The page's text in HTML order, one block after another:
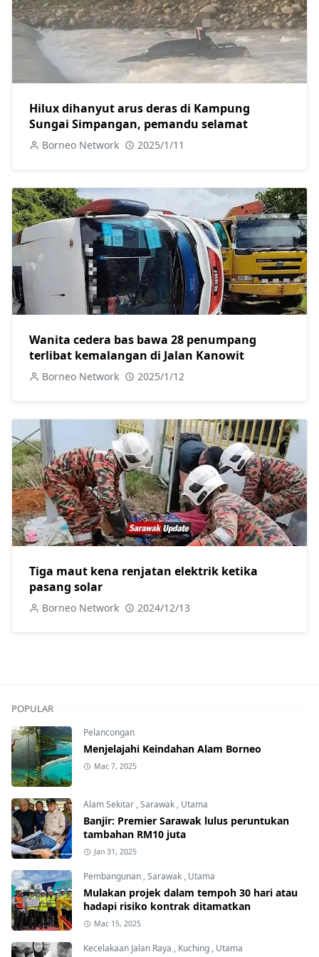
Hilux dihanyut arus deras di Kampung
Sungai Simpangan, pemandu selamat
Borneo Network 2025/1/11
Wanita cedera bas bawa 28 penumpang
terlibat kemalangan di Jalan Kanowit
Borneo Network 2025/1/12
Tiga maut kena renjatan elektrik ketika
pasang solar
Borneo Network 2024/12/13
POPULAR
Pelancongan
Menjelajahi Keindahan Alam Borneo
Mac 7, 2025
Alam Sekitar ,Sarawak , Utama
Banjir: Premier Sarawak lulus peruntukan
tambahan RM10 juta
Jan 31, 2025
Pembangunan ,Sarawak , Utama
Mulakan projek dalam tempoh 30 hari atau
hadapi risiko kontrak ditamatkan
Mac 15, 2025
Kecelakaan Jalan Raya , Kuching , Utama